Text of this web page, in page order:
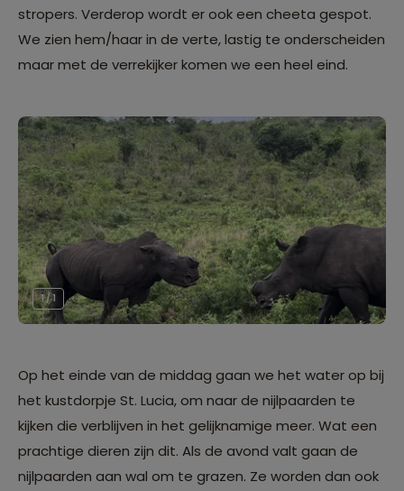
stropers. Verderop wordt er ook een cheeta gespot.
We zien hem/haar in de verte, lastig te onderscheiden
maar met de verrekijker komen we een heel eind.
1 / 1
Op het einde van de middag gaan we het water op bij
het kustdorpje St. Lucia, om naar de nijlpaarden te
kijken die verblijven in het gelijknamige meer. Wat een
prachtige dieren zijn dit. Als de avond valt gaan de
nijlpaarden aan wal om te grazen. Ze worden dan ook